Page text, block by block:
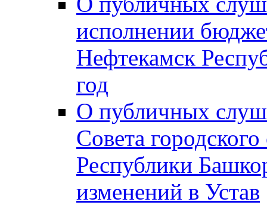
исполнении
Нефтекамск
год
О публичных
Совета
Республики
изменений в Устав